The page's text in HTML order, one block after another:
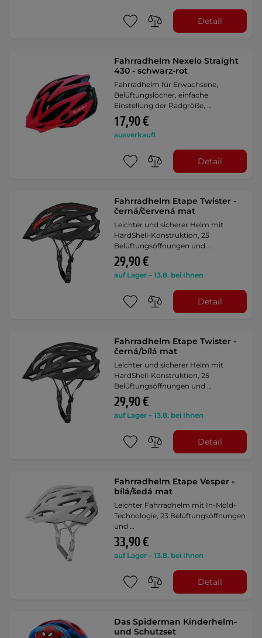
Detail
Fahrradhelm Nexelo Straight
430 - schwarz-rot
Fahrradhelm für Erwachsene,
Belüftungslöcher, einfache
Einstellung der Radgröße, …
17,90 €
ausverkauft
Detail
Fahrradhelm Etape Twister -
černá/červená mat
Leichter und sicherer Helm mit
HardShell-Konstruktion, 25
Belüftungsöffnungen und …
29,90 €
auf Lager – 13.8. bei Ihnen
Detail
Fahrradhelm Etape Twister -
černá/bílá mat
Leichter und sicherer Helm mit
HardShell-Konstruktion, 25
Belüftungsöffnungen und …
29,90 €
auf Lager – 13.8. bei Ihnen
Detail
Fahrradhelm Etape Vesper -
bílá/šedá mat
Leichter Fahrradhelm mit In-Mold-
Technologie, 23 Belüftungsöffnungen
und …
33,90 €
auf Lager – 13.8. bei Ihnen
Detail
Das Spiderman Kinderhelm-
und Schutzset